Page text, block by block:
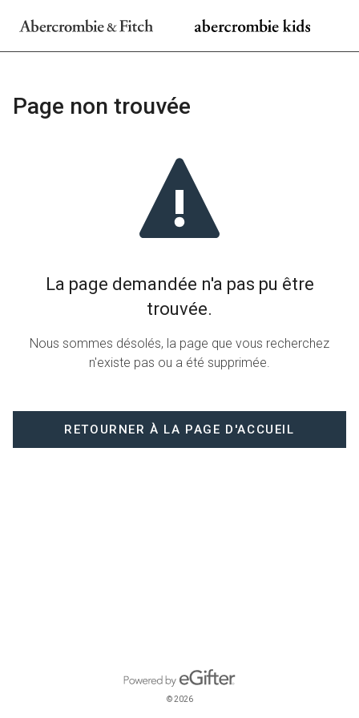
A&F a&f
Page non trouvée
La page demandée n'a pas pu être
trouvée.
Nous sommes désolés, la page que vous recherchez
n'existe pas ou a été supprimée.
RETOURNER À LA PAGE D'ACCUEIL
Propulsé par eGifter
opens in new window
© 2026